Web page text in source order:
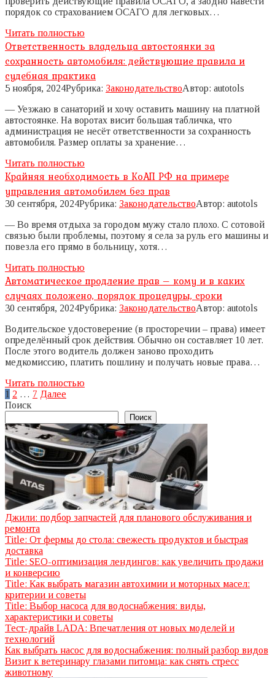
порядок со страхованием ОСАГО для легковых…
Читать полностью
Ответственность владельца автостоянки за
сохранность автомобиля: действующие правила и
судебная практика
5 ноября, 2024Рубрика: ЗаконодательствоАвтор: autotols
— Уезжаю в санаторий и хочу оставить машину на платной
автостоянке. На воротах висит большая табличка, что
администрация не несёт ответственности за сохранность
автомобиля. Размер оплаты за хранение…
Читать полностью
Крайняя необходимость в КоАП РФ на примере
управления автомобилем без прав
30 сентября, 2024Рубрика: ЗаконодательствоАвтор: autotols
— Во время отдыха за городом мужу стало плохо. С сотовой
связью были проблемы, поэтому я села за руль его машины и
повезла его прямо в больницу, хотя…
Читать полностью
Автоматическое продление прав – кому и в каких
случаях положено, порядок процедуры, сроки
30 сентября, 2024Рубрика: ЗаконодательствоАвтор: autotols
Водительское удостоверение (в просторечии – права) имеет
определённый срок действия. Обычно он составляет 10 лет.
После этого водитель должен заново проходить
медкомиссию, платить пошлину и получать новые права…
Читать полностью
Пагинация
записей
1 2 … 7 Далее
Поиск
Поиск
Джили: подбор запчастей для планового обслуживания и
ремонта
Title: От фермы до стола: свежесть продуктов и быстрая
доставка
Title: SEO-оптимизация лендингов: как увеличить продажи
и конверсию
Title: Как выбрать магазин автохимии и моторных масел:
критерии и советы
Title: Выбор насоса для водоснабжения: виды,
характеристики и советы
Тест-драйв LADA: Впечатления от новых моделей и
технологий
Как выбрать насос для водоснабжения: полный разбор видов
Визит к ветеринару глазами питомца: как снять стресс
животному